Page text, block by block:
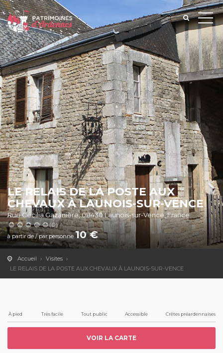
LE RELAIS DE LA POSTE AUX
CHEVAUX À LAUNOIS-SUR-VENCE
Rue Cécilia Gazanière, 08430 Launois-sur-Vence, France
(0)
à partir de / par personne10€
Accueil
Visites
LE RELAIS DE LA POSTE AUX CHEVAUX À LAUNOIS-SUR-VENCE
À pied Très facile Tout public Accessible Crêtes préardennaises
VOIR LA CARTE